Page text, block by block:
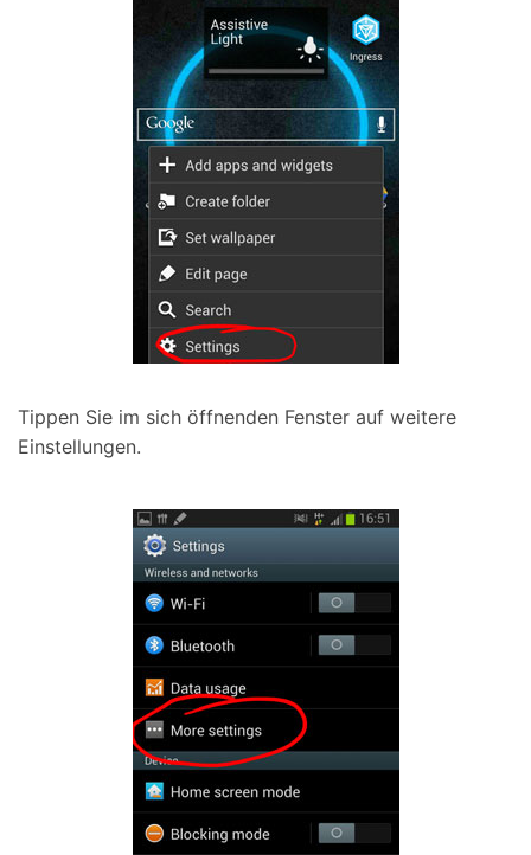
Tippen Sie im sich öffnenden Fenster auf weitere
Einstellungen.